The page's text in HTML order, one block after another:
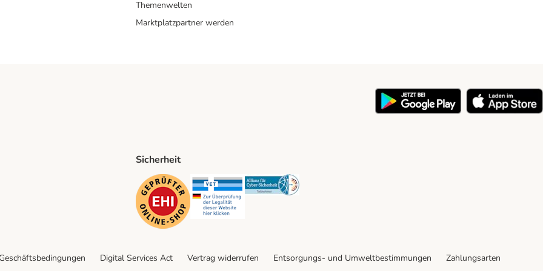
Themenwelten
Marktplatzpartner werden
Method
Sicherheit
Security Security Security
Digital Services Act Vertrag widerrufen Entsorgungs- und Umweltbestimmungen
Zahlungsarten